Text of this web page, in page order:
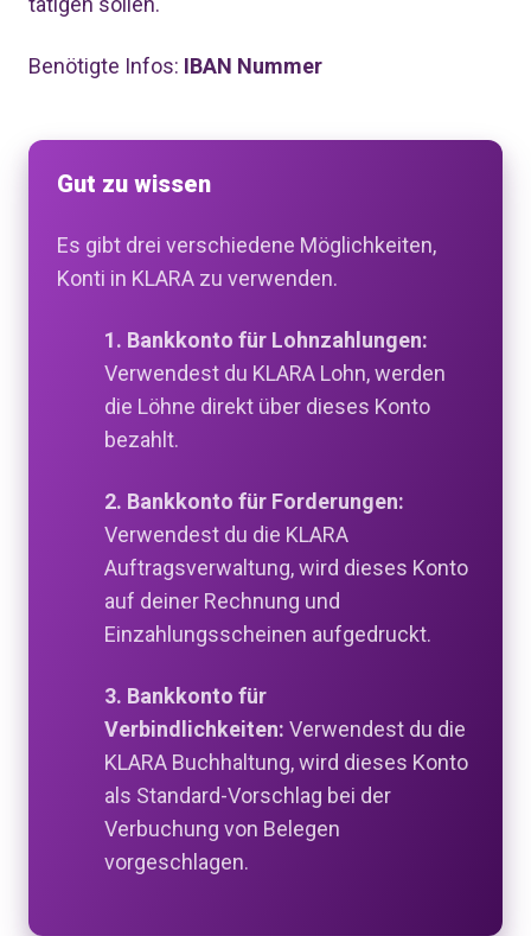
Benötigte Infos: IBAN Nummer
Gut zu wissen
Es gibt drei verschiedene Möglichkeiten,
Konti in KLARA zu verwenden.
1. Bankkonto für Lohnzahlungen:
Verwendest du KLARA Lohn, werden
die Löhne direkt über dieses Konto
bezahlt.
2. Bankkonto für Forderungen:
Verwendest du die KLARA
Auftragsverwaltung, wird dieses Konto
auf deiner Rechnung und
Einzahlungsscheinen aufgedruckt.
3. Bankkonto für
Verbindlichkeiten: Verwendest du die
KLARA Buchhaltung, wird dieses Konto
als Standard-Vorschlag bei der
Verbuchung von Belegen
vorgeschlagen.